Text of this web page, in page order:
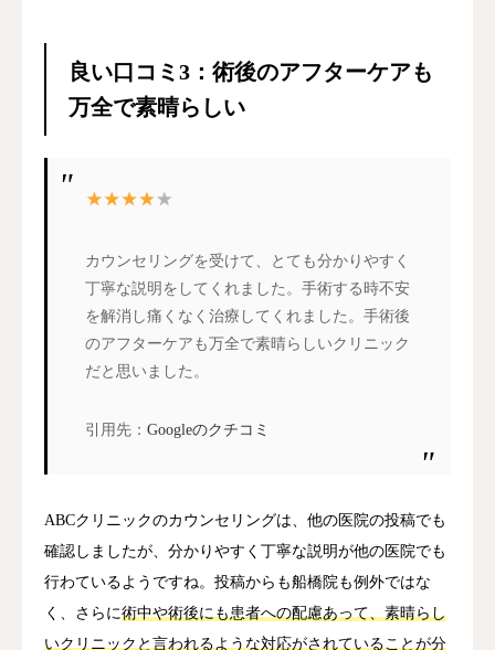
良い口コミ3：術後のアフターケアも
万全で素晴らしい
カウンセリングを受けて、とても分かりやすく
丁寧な説明をしてくれました。手術する時不安
を解消し痛くなく治療してくれました。手術後
のアフターケアも万全で素晴らしいクリニック
だと思いました。
引用先： Googleのクチコミ
ABCクリニックのカウンセリングは、他の医院の投稿でも
確認しましたが、分かりやすく丁寧な説明が他の医院でも
行わているようですね。投稿からも船橋院も例外ではな
く、さらに術中や術後にも患者への配慮あって、素晴らし
いクリニックと言われるような対応がされていることが分